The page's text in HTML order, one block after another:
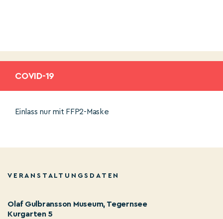
COVID-19
Einlass nur mit FFP2-Maske
VERANSTALTUNGSDATEN
Olaf Gulbransson Museum, Tegernsee
Kurgarten 5